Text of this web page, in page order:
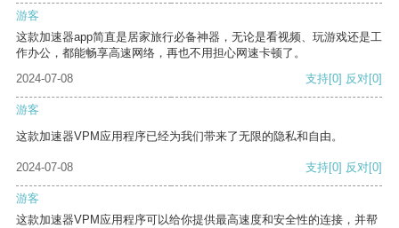
游客
这款加速器app简直是居家旅行必备神器，无论是看视频、玩游戏还是工
作办公，都能畅享高速网络，再也不用担心网速卡顿了。
2024-07-08
支持[0] 反对[0]
游客
这款加速器VPM应用程序已经为我们带来了无限的隐私和自由。
2024-07-08 支持[0] 反对[0]
游客
这款加速器VPM应用程序可以给你提供最高速度和安全性的连接，并帮